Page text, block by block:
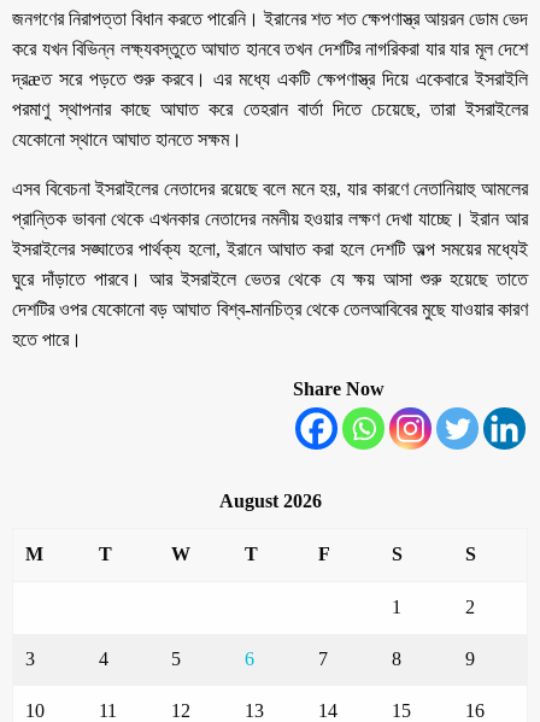
জনগণের নিরাপত্তা বিধান করতে পারেনি। ইরানের শত শত ক্ষেপণাস্ত্র আয়রন ডোম ভেদ
করে যখন বিভিন্ন লক্ষ্যবস্তুতে আঘাত হানবে তখন দেশটির নাগরিকরা যার যার মূল দেশে
দ্রæত সরে পড়তে শুরু করবে। এর মধ্যে একটি ক্ষেপণাস্ত্র দিয়ে একেবারে ইসরাইলি
পরমাণু স্থাপনার কাছে আঘাত করে তেহরান বার্তা দিতে চেয়েছে, তারা ইসরাইলের
যেকোনো স্থানে আঘাত হানতে সক্ষম।
এসব বিবেচনা ইসরাইলের নেতাদের রয়েছে বলে মনে হয়, যার কারণে নেতানিয়াহু আমলের
প্রান্তিক ভাবনা থেকে এখনকার নেতাদের নমনীয় হওয়ার লক্ষণ দেখা যাচ্ছে। ইরান আর
ইসরাইলের সঙ্ঘাতের পার্থক্য হলো, ইরানে আঘাত করা হলে দেশটি অল্প সময়ের মধ্যেই
ঘুরে দাঁড়াতে পারবে। আর ইসরাইলে ভেতর থেকে যে ক্ষয় আসা শুরু হয়েছে তাতে
দেশটির ওপর যেকোনো বড় আঘাত বিশ্ব-মানচিত্র থেকে তেলআবিবের মুছে যাওয়ার কারণ
হতে পারে।
Share Now
August 2026
M T W T F S S
1 2
3 4 5 6 7 8 9
10 11 12 13 14 15 16